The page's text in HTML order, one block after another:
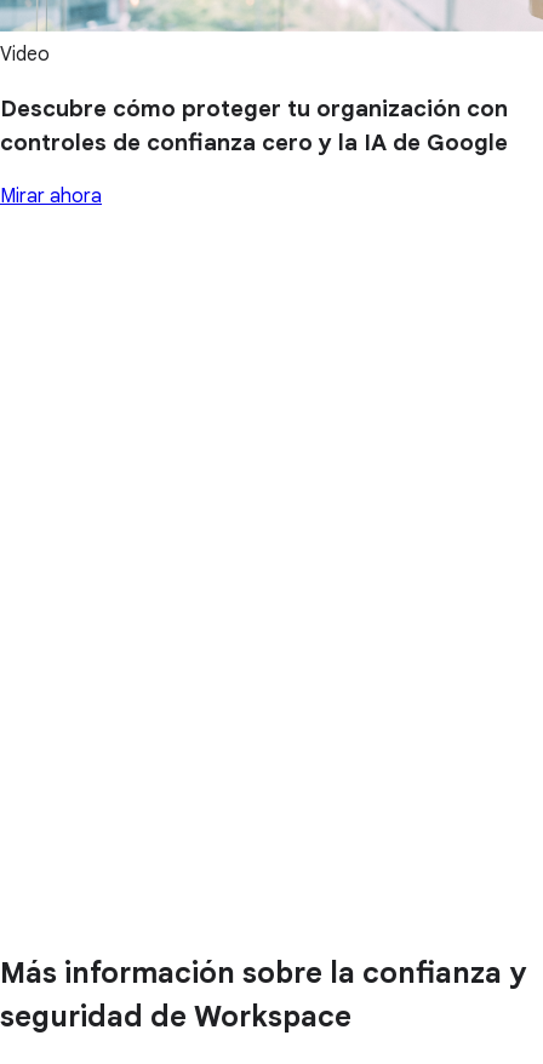
Video
Descubre cómo proteger tu organización con
controles de confianza cero y la IA de Google
Mirar ahora
Más información sobre la confianza y
seguridad de Workspace